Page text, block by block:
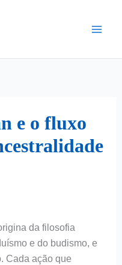
e o fluxo
da filosofia
e do budismo, e
Cada ação que